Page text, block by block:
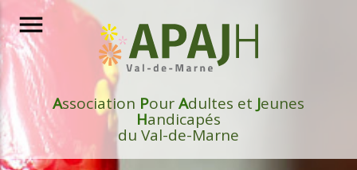
Association PourAdultes et Jeunes
Handicapés
du Val-de-Marne
menu